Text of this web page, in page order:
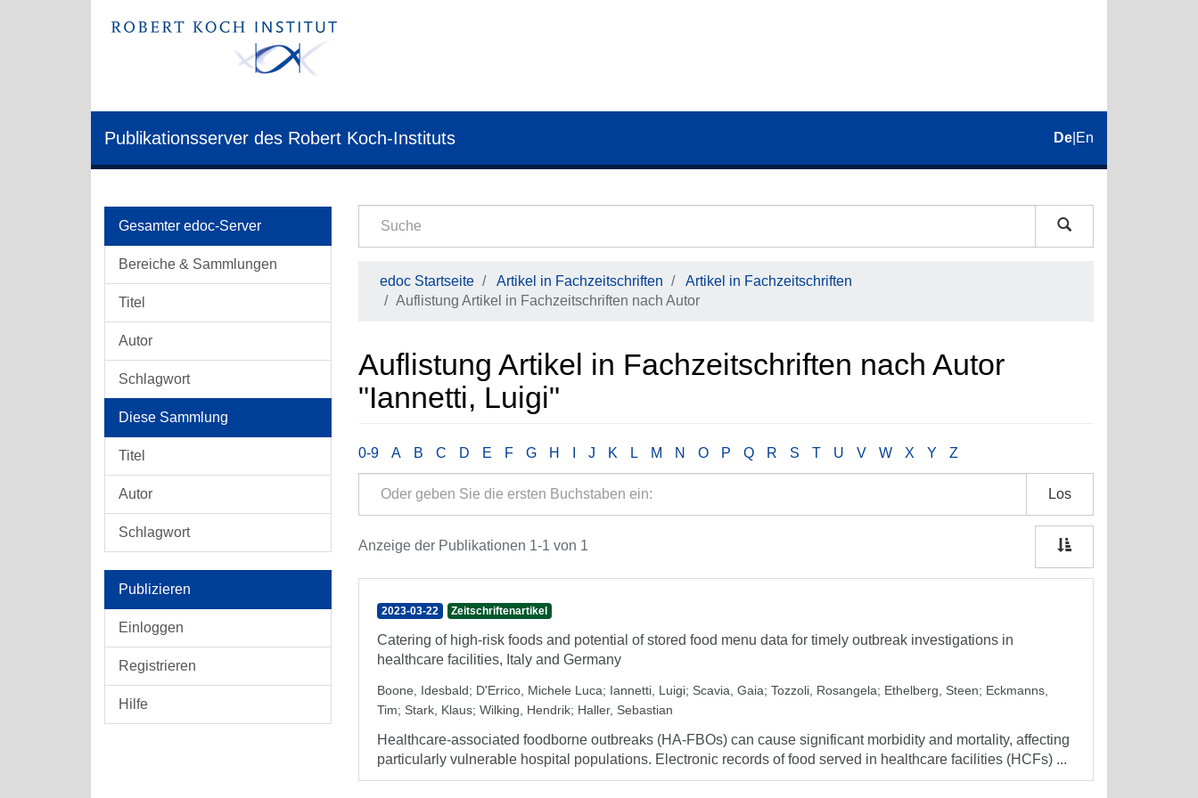
Publikationsserver des Robert Koch-Instituts De En
Gesamter edoc-Server
Bereiche & Sammlungen
Titel
Autor
Schlagwort
Diese Sammlung
Titel
Autor
Schlagwort
Publizieren
Einloggen
Registrieren
Hilfe
edoc Startseite Artikel in Fachzeitschriften
Artikel in Fachzeitschriften
Auflistung Artikel in Fachzeitschriften nach Autor
Auflistung Artikel in Fachzeitschriften nach Autor
"Iannetti, Luigi"
0-9 A B C D E F G H J K L M N O P Q R S T U V W X Y Z
Los
Anzeige der Publikationen 1-1 von 1
2023-03-22 Zeitschriftenartikel
Catering of high-risk foods and potential of stored food menu data for timely outbreak investigations in
healthcare facilities, Italy and Germany
Boone, Idesbald; D'Errico, Michele Luca; Iannetti, Luigi; Scavia, Gaia; Tozzoli, Rosangela; Ethelberg, Steen; Eckmanns,
Tim; Stark, Klaus; Wilking, Hendrik; Haller, Sebastian
Healthcare-associated foodborne outbreaks (HA-FBOs) can cause significant morbidity and mortality, affecting
particularly vulnerable hospital populations. Electronic records of food served in healthcare facilities (HCFs) ...